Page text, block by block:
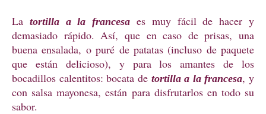
La tortilla a la francesa es muy fácil de hacer y
demasiado rápido. Así, que en caso de prisas, una
buena ensalada, o puré de patatas (incluso de paquete
que están delicioso), y para los amantes de los
bocadillos calentitos: bocata de tortilla a la francesa, y
con salsa mayonesa, están para disfrutarlos en todo su
sabor.